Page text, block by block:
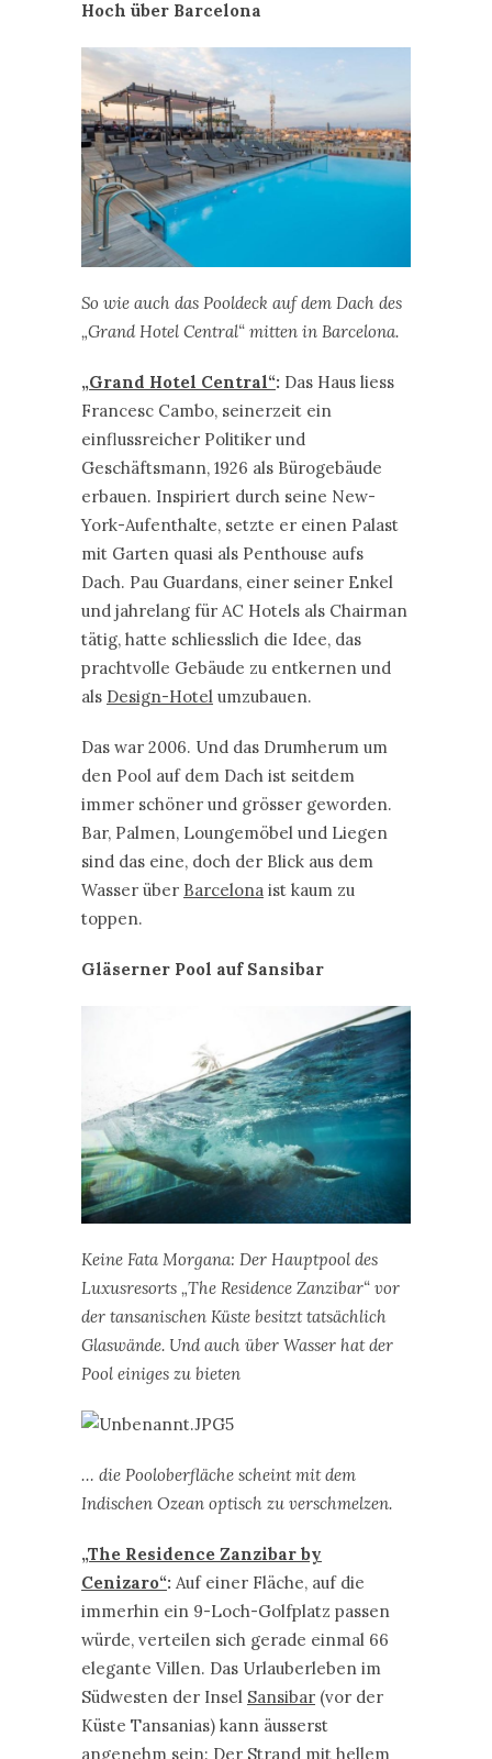
Hoch über Barcelona
So wie auch das Pooldeck auf dem Dach des
„Grand Hotel Central“ mitten in Barcelona.
„Grand Hotel Central“: Das Haus liess
Francesc Cambo, seinerzeit ein
einflussreicher Politiker und
Geschäftsmann, 1926 als Bürogebäude
erbauen. Inspiriert durch seine New-
York-Aufenthalte, setzte er einen Palast
mit Garten quasi als Penthouse aufs
Dach. Pau Guardans, einer seiner Enkel
und jahrelang für AC Hotels als Chairman
tätig, hatte schliesslich die Idee, das
prachtvolle Gebäude zu entkernen und
als Design-Hotel umzubauen.
Das war 2006. Und das Drumherum um
den Pool auf dem Dach ist seitdem
immer schöner und grösser geworden.
Bar, Palmen, Loungemöbel und Liegen
sind das eine, doch der Blick aus dem
Wasser über Barcelona ist kaum zu
toppen.
Gläserner Pool auf Sansibar
Keine Fata Morgana: Der Hauptpool des
Luxusresorts „The Residence Zanzibar“ vor
der tansanischen Küste besitzt tatsächlich
Glaswände. Und auch über Wasser hat der
Pool einiges zu bieten
… die Pooloberfläche scheint mit dem
Indischen Ozean optisch zu verschmelzen.
„The Residence Zanzibar by
Cenizaro“: Auf einer Fläche, auf die
immerhin ein 9-Loch-Golfplatz passen
würde, verteilen sich gerade einmal 66
elegante Villen. Das Urlauberleben im
Südwesten der Insel Sansibar (vor der
Küste Tansanias) kann äusserst
angenehm sein: Der Strand mit hellem